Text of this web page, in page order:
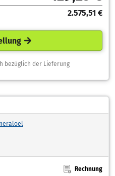
2.575,51 €
bezüglich der Lieferung
Rechnung